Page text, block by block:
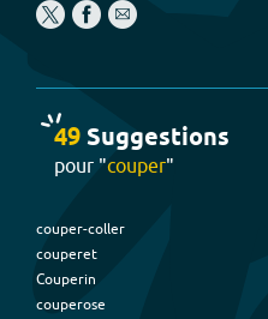
49Suggestions
pour "couper"
couper-coller
couperet
Couperin
couperose